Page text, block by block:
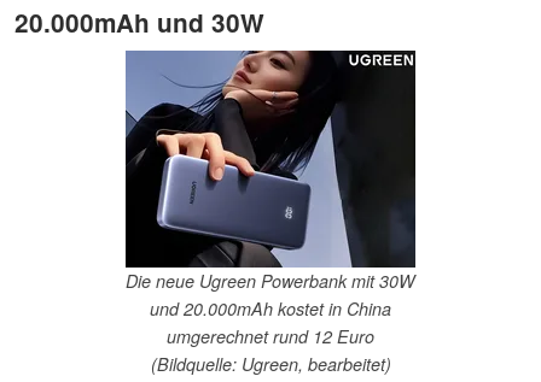
20.000mAh und 30W
Die neue Ugreen Powerbank mit 30W
und 20.000mAh kostet in China
umgerechnet rund 12 Euro
(Bildquelle: Ugreen, bearbeitet)